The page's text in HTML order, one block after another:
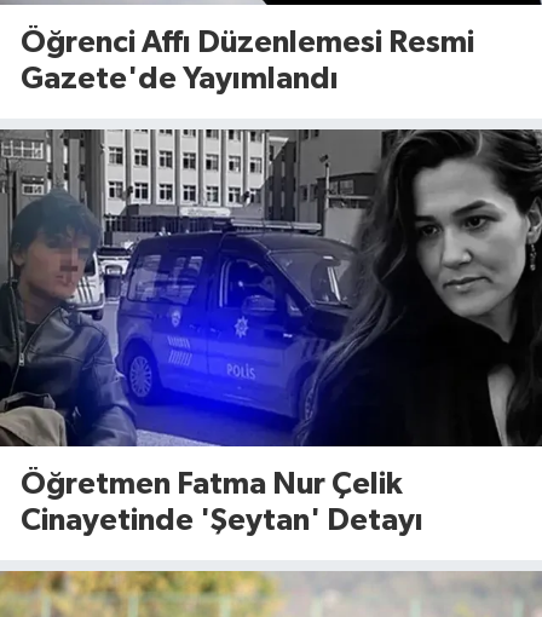
Öğrenci Affı Düzenlemesi Resmi
Gazete'de Yayımlandı
Öğretmen Fatma Nur Çelik
Cinayetinde 'Şeytan' Detayı